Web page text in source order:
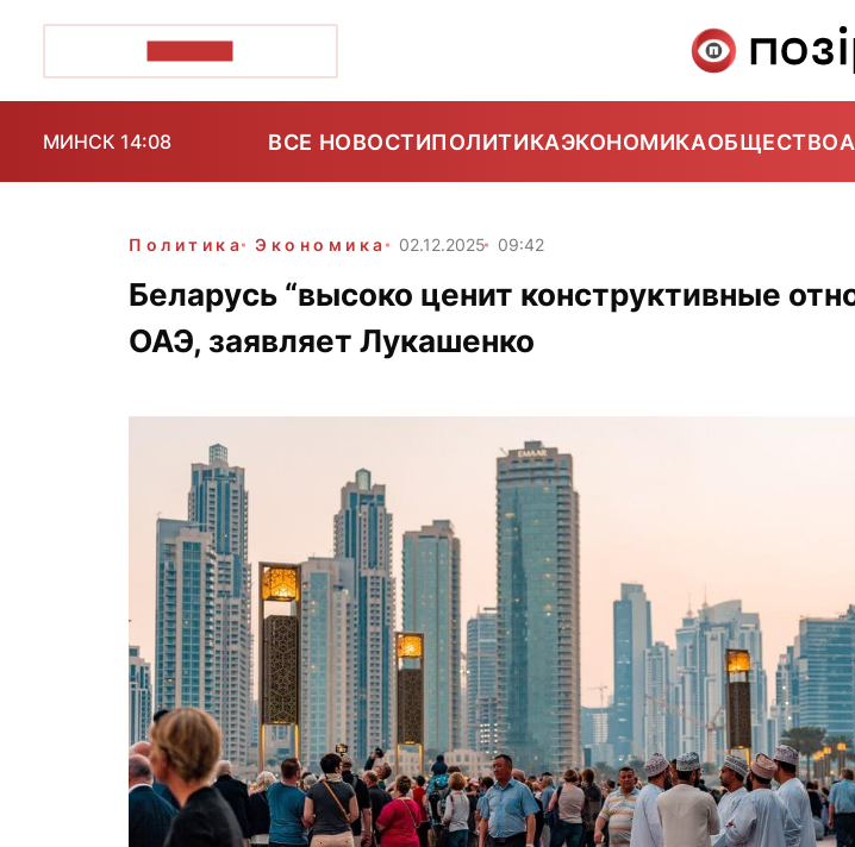
МИНСК 14:08 ВСЕ НОВОСТИПОЛИТИКАЭКОНОМИКАОБЩЕСТВО
Политика Экономика 02.12.2025 09:42
Беларусь “высоко ценит конструктивные
ОАЭ, заявляет Лукашенко